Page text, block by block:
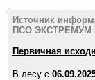
Источник
ПСО ЭКСТРЕМУМ
Первичная
В лесу c